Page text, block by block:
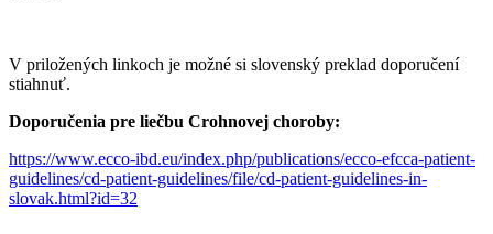
V priložených linkoch je možné si slovenský preklad doporučení
stiahnuť.
Doporučenia pre liečbu Crohnovej choroby:
https://www.ecco-ibd.eu/index.php/publications/ecco-efcca-patient-
guidelines/cd-patient-guidelines/file/cd-patient-guidelines-in-
slovak.html?id=32